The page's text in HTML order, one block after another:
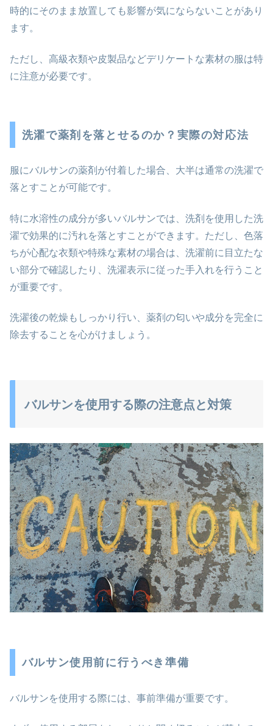
時的にそのまま放置しても影響が気にならないことがあり
ます。
ただし、高級衣類や皮製品などデリケートな素材の服は特
に注意が必要です。
洗濯で薬剤を落とせるのか？実際の対応法
服にバルサンの薬剤が付着した場合、大半は通常の洗濯で
落とすことが可能です。
特に水溶性の成分が多いバルサンでは、洗剤を使用した洗
濯で効果的に汚れを落とすことができます。ただし、色落
ちが心配な衣類や特殊な素材の場合は、洗濯前に目立たな
い部分で確認したり、洗濯表示に従った手入れを行うこと
が重要です。
洗濯後の乾燥もしっかり行い、薬剤の匂いや成分を完全に
除去することを心がけましょう。
バルサンを使用する際の注意点と対策
バルサン使用前に行うべき準備
バルサンを使用する際には、事前準備が重要です。